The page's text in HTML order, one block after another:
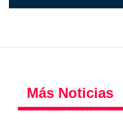
Más Noticias